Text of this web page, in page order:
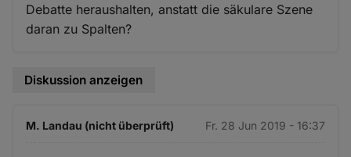
Debatte heraushalten, anstatt die säkulare Szene
daran zu Spalten?
Diskussion anzeigen
M. Landau (nicht überprüft) Fr. 28 Jun 2019 - 16:37